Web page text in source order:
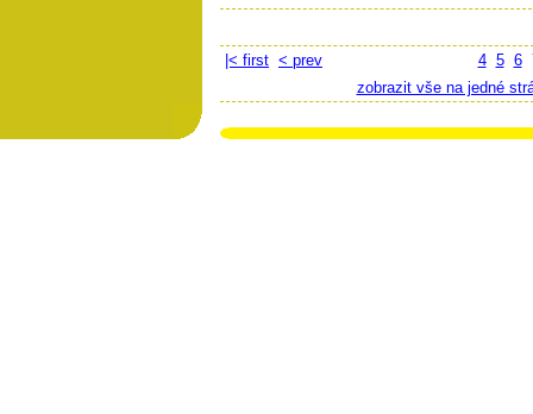
|< first < prev 4 5 6
zobrazit vše na jedné